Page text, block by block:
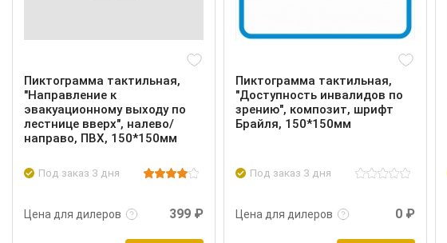
Пиктограмма тактильная,
"Направление к
эвакуационному выходу по
лестнице вверх", налево/
направо, ПВХ, 150*150мм
Под заказ 3 дня
Цена для дилеров
Подробнее Войти
399 ₽
Пиктограмма тактильная,
"Доступность инвалидов по
зрению", композит, шрифт
Брайля, 150*150мм
Под заказ 3 дня
Цена для дилеров
Подробнее Войти
0 ₽